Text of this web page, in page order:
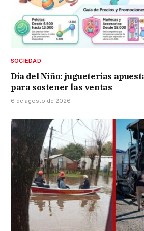
SOCIEDAD
Día del Niño: jugueterías
para sostener las ventas
6 de agosto de 2026